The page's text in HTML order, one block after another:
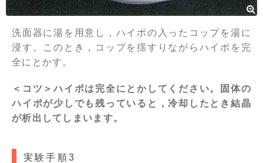
洗面器に湯を用意し，ハイポの入ったコップを湯に
浸す。このとき，コップを揺すりながらハイポを完
全にとかす。
＜コツ＞ハイポは完全にとかしてください。固体の
ハイポが少しでも残っていると，冷却したとき結晶
が析出してしまいます。
実験手順3